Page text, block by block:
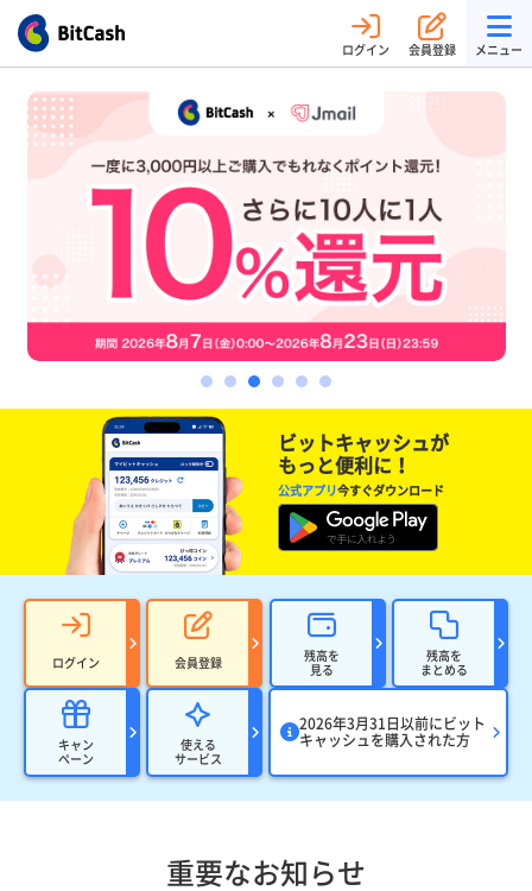
ログイン 会員登録 メニュー
ビットキャッシュが
もっと便利に！
公式アプリ今すぐダウンロード
ログイン 会員登録
残高を
見る
残高を
まとめる
キャン
ペーン
使える
サービス
2026年3月31日以前にビット
キャッシュを購入された方
重要なお知らせ